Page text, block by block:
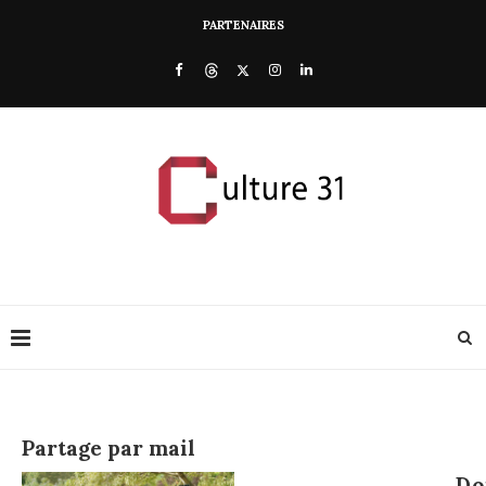
PARTENAIRES
Partage par mail